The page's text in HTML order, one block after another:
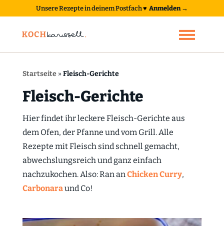
Unsere Rezepte in deinem Postfach♥ Anmelden →
Startseite»Fleisch-Gerichte
Fleisch-Gerichte
Hier findet ihr leckere Fleisch-Gerichte aus
dem Ofen, der Pfanne und vom Grill. Alle
Rezepte mit Fleisch sind schnell gemacht,
abwechslungsreich und ganz einfach
nachzukochen. Also: Ran anChicken Curry,
Carbonaraund Co!